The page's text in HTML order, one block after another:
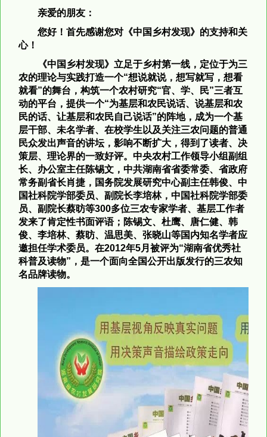
亲爱的朋友：
您好！首先感谢您对《中国乡村发现》的支持和关
心！
《中国乡村发现》立足于乡村第一线，定位于为三
农的理论与实践打造一个“想说就说，想写就写，想看
就看”的舞台，构筑一个农村研究“官、学、民”三者互
动的平台，提供一个“为基层和农民说话、说基层和农
民的话、让基层和农民自己说话”的阵地，成为一个基
层干部、未名学者、在校学生以及关注三农问题的普通
民众发出声音的讲坛， 影响不断扩大，得到了读者、决
策层、理论界的一致好评。中央农村工作领导小组副组
长、办公室主任陈锡文，中共湖南省省委常委、省政府
常务副省长肖捷，国务院发展研究中心副主任韩俊、中
国社科院学部委员、副院长李培林，中国社科院学部委
员、副院长蔡昉等300多位三农专家学者、基层工作者
发来了肯定性书面评语；陈锡文、杜鹰、唐仁健、韩
俊、李培林、蔡昉、温思美、张晓山等国内知名学者应
邀担任学术委员。在2012年5月被评为“湖南省优秀社
科普及读物”，是一个面向全国公开出版发行的三农知
名品牌读物。